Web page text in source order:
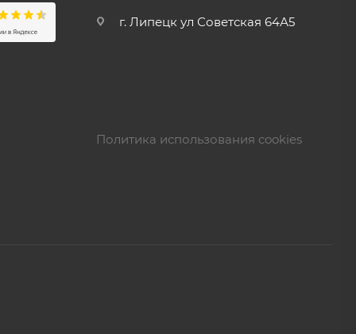
г. Липецк ул Советская 64А5
Политика использования cookies